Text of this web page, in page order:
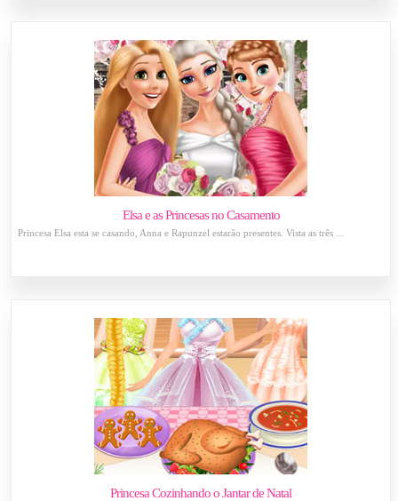
Elsa e as Princesas no Casamento
Princesa Elsa esta se casando, Anna e Rapunzel estarão presentes. Vista as três ...
Princesa Cozinhando o Jantar de Natal